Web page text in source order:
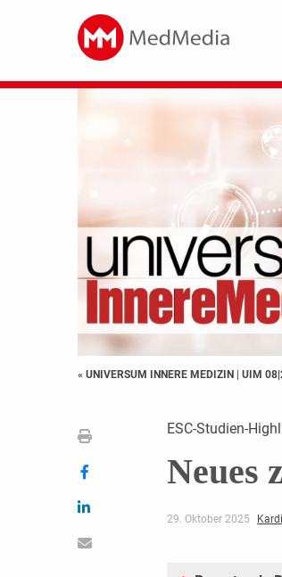
« UNIVERSUM INNERE MEDIZIN | UIM
ESC-Studien-
Neues
29. Oktober 2025